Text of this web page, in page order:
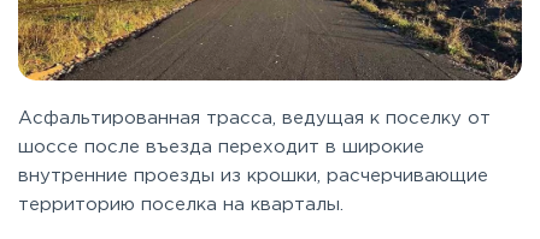
Асфальтированная трасса, ведущая к поселку от
шоссе после въезда переходит в широкие
внутренние проезды из крошки, расчерчивающие
территорию поселка на кварталы.